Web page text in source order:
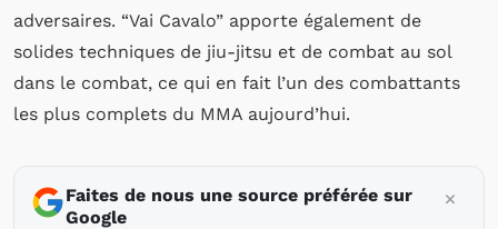
adversaires. “Vai Cavalo” apporte également de
solides techniques de jiu-jitsu et de combat au sol
dans le combat, ce qui en fait l’un des combattants
les plus complets du MMA aujourd’hui.
Faites de nous une source préférée sur
Google